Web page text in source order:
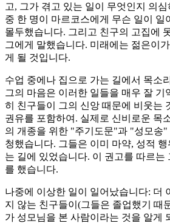
고, 그가 겪고 있는 일이 무엇인지 의
중 한 명이 마르코스에게 무슨 일이 일
몰두했습니다. 그리고 친구의 고집에
그에게 말했습니다. 미래에는 젊은이
게 될 것입니다.
수업 중에나 집으로 가는 길에서 목소
그의 마음은 이러한 일들을 매우 잘 기
히 친구들이 그의 신앙 때문에 비웃는
권유를 포함하여. 실제로 신비로운 목
의 개종을 위한 "주기도문"과 "성모송"
청했습니다. 그들은 이미 마약, 성적
는 길에 있었습니다. 이 권고를 따르는
를 했습니다.
나중에 이상한 일이 일어났습니다: 더
지 않는 친구들이(그들은 졸업했기 때
가 성모님을 본 사람이라는 것을 알게